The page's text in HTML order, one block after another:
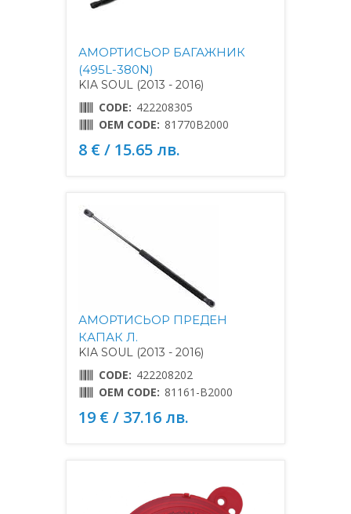
АМОРТИСЬОР БАГАЖНИК
(495L-380N)
KIA SOUL (2013 - 2016)
CODE: 422208305
OEM CODE: 81770B2000
8 € / 15.65 лв.
АМОРТИСЬОР ПРЕДЕН
КАПАК Л.
KIA SOUL (2013 - 2016)
CODE: 422208202
OEM CODE: 81161-B2000
19 € / 37.16 лв.